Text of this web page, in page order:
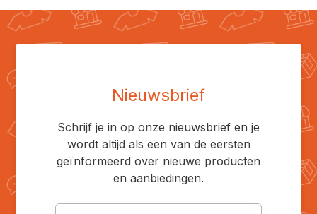
Nieuwsbrief
Schrijf je in op onze nieuwsbrief en je
wordt altijd als een van de eersten
geïnformeerd over nieuwe producten
en aanbiedingen.